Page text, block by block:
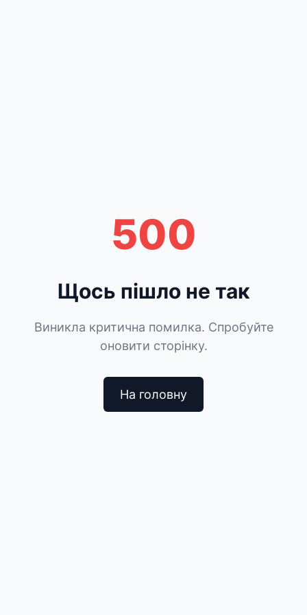
500
Щось пішло не так
Виникла критична помилка. Спробуйте
оновити сторінку.
На головну